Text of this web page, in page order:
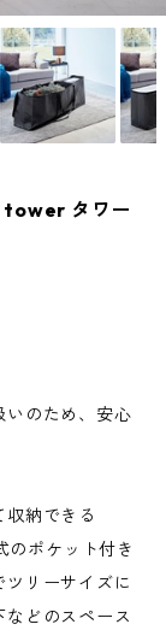
tower タワー
いのため、安心
納できる
ポケット付き
リーサイズに
どのスペース